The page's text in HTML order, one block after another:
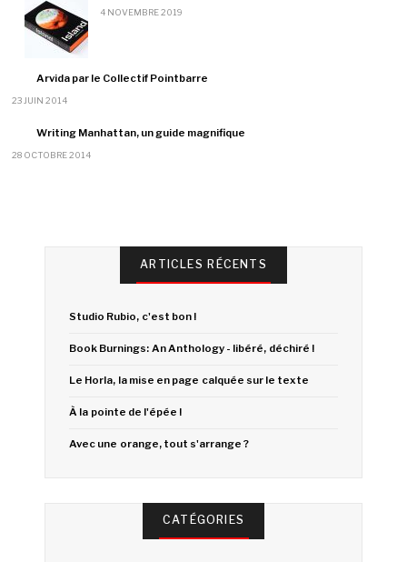
4 NOVEMBRE 2019
Arvida par le Collectif Pointbarre
23 JUIN 2014
Writing Manhattan, un guide magnifique
28 OCTOBRE 2014
ARTICLES RÉCENTS
Studio Rubio, c'est bon !
Book Burnings: An Anthology - libéré, déchiré !
Le Horla, la mise en page calquée sur le texte
À la pointe de l'épée !
Avec une orange, tout s'arrange ?
CATÉGORIES